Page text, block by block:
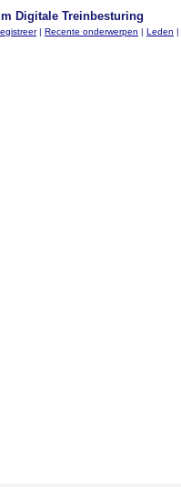
Digitale Treinbesturing
| Recente onderwerpen | Leden |